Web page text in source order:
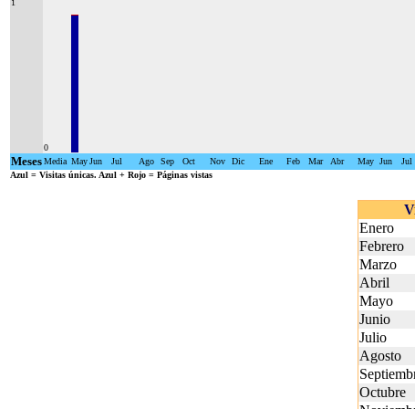
1
0
MesesMedia MayJun Jul Ago Sep Oct Nov Dic Ene Feb Mar Abr May Jun Jul
Azul = Visitas únicas. Azul + Rojo = Páginas vistas
Enero
Febrero
Marzo
Abril
Mayo
Junio
Julio
Agosto
Octubre